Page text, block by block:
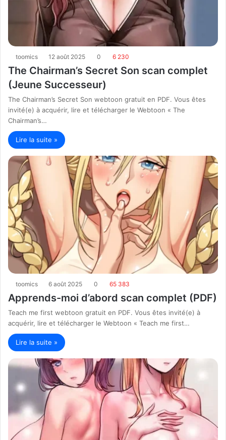
toomics 12 août 2025 0 6 230
The Chairman’s Secret Son scan complet
(Jeune Successeur)
The Chairman’s Secret Son webtoon gratuit en PDF. Vous êtes
invité(e) à acquérir, lire et télécharger le Webtoon « The
Chairman’s…
Lire la suite »
toomics 6 août 2025 0 65 383
Apprends-moi d’abord scan complet (PDF)
Teach me first webtoon gratuit en PDF. Vous êtes invité(e) à
acquérir, lire et télécharger le Webtoon « Teach me first…
Lire la suite »